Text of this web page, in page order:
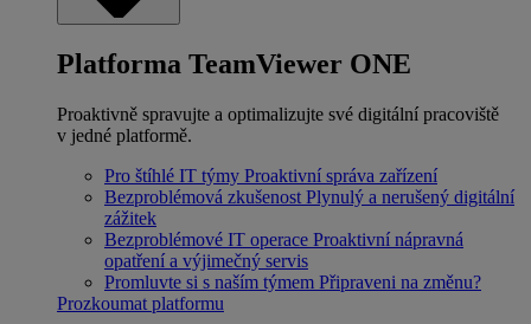
Platforma TeamViewer ONE
Proaktivně spravujte a optimalizujte své digitální pracoviště
v jedné platformě.
Pro štíhlé IT týmy Proaktivní správa zařízení
Bezproblémová zkušenost Plynulý a nerušený digitální
zážitek
Bezproblémové IT operace Proaktivní nápravná
opatření a výjimečný servis
Promluvte si s naším týmem Připraveni na změnu?
Prozkoumat platformu